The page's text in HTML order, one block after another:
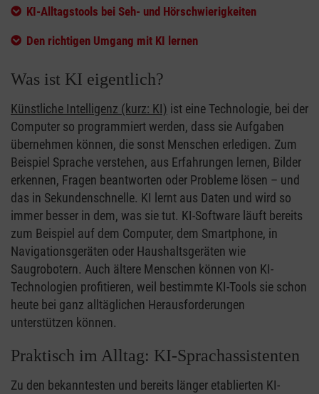
KI-Alltagstools bei Seh- und Hörschwierigkeiten
Den richtigen Umgang mit KI lernen
Was ist KI eigentlich?
Künstliche Intelligenz (kurz: KI) ist eine Technologie, bei der
Computer so programmiert werden, dass sie Aufgaben
übernehmen können, die sonst Menschen erledigen. Zum
Beispiel Sprache verstehen, aus Erfahrungen lernen, Bilder
erkennen, Fragen beantworten oder Probleme lösen – und
das in Sekundenschnelle. KI lernt aus Daten und wird so
immer besser in dem, was sie tut. KI-Software läuft bereits
zum Beispiel auf dem Computer, dem Smartphone, in
Navigationsgeräten oder Haushaltsgeräten wie
Saugrobotern. Auch ältere Menschen können von KI-
Technologien profitieren, weil bestimmte KI-Tools sie schon
heute bei ganz alltäglichen Herausforderungen
unterstützen können.
Praktisch im Alltag: KI-Sprachassistenten
Zu den bekanntesten und bereits länger etablierten KI-